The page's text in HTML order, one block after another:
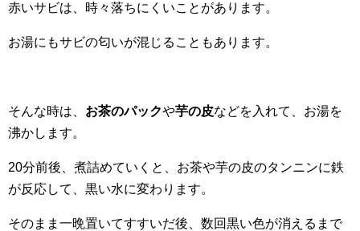
赤いサビは、時々落ちにくいことがあります。
お湯にもサビの匂いが混じることもあります。
そんな時は、 お茶のパックや芋の皮などを入れて、お湯を
沸かします。
20分前後、煮詰めていくと、お茶や芋の皮のタンニンに鉄
が反応して、黒い水に変わります。
そのまま一晩置いてすすいだ後、数回黒い色が消えるまで